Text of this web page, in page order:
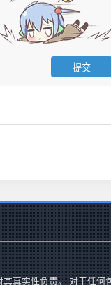
真实性负责。 对于任何